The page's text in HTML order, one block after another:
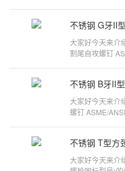
攻螺钉 3.钻尾螺
角木螺钉 8.不脱
大家好今天来介
割尾自攻螺钉
修后家具购买时
固定住家具让
大家好今天来介
螺钉 ASME/
呢1.机螺钉 2.自
钉 6.木螺钉7.六
不锈钢 T型方
大家好今天来介